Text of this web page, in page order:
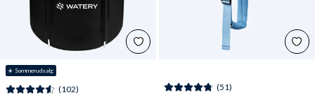
☀️ Sommerudsalg
(102) (51)